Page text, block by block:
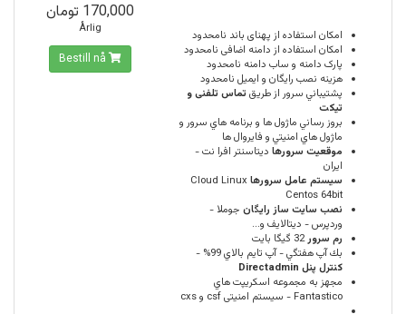
امكان استفاده از پهنای باند نامحدود
امکان استفاده از دامنه اضافی نامحدود
پارک دامنه و ساب دامنه نامحدود
هزینه نصب رایگان و ایمیل نامحدود
پشتيباني سرور از طريق تماس تلفنی و
تیکت
بروز رساني ماژول ها و برنامه هاي سرور و
ماژول هاي امنيتي و فايروال ها
موقعيت سرورها ديتاسنتر افرا نت -
ایران
سيستم عامل سرورها Cloud Linux
Centos 64bit
نصب سایت ساز رایگان جوملا -
وردپرس - دیتالایف و...
رم سرور32 گيگا بايت
بك آپ هفتگي - آپ تايم بالاي 99% -
كنترل پنل Directadmin
مجهز به مجموعه اسكريپت هاي
Fantastico - سیستم امنیتی csf و cxs
170,000 تومان
Årlig